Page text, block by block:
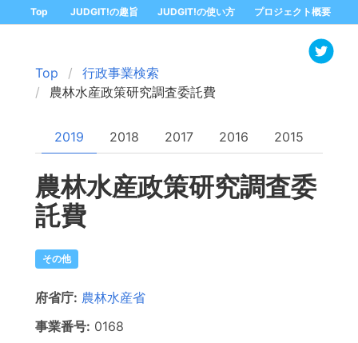
Top JUDGIT!の趣旨 JUDGIT!の使い方 プロジェクト概要
Top
行政事業検索
農林水産政策研究調査委託費
2019 2018 2017 2016 2015
農林水産政策研究調査委
託費
その他
府省庁: 農林水産省
事業番号: 0168